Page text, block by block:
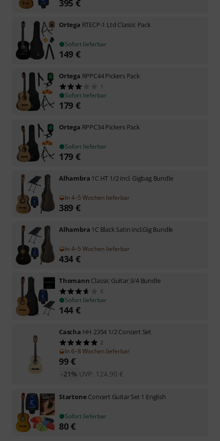
395 €
Ortega RTECP-1 Ltd Classic Pack
Sofort lieferbar
149 €
Ortega RPPC44 Pickers Pack
1
Sofort lieferbar
179 €
Ortega RPPC34 Pickers Pack
Sofort lieferbar
179 €
Alhambra 1C HT 1/2 incl. Gigbag Bundle
In 4–5 Wochen lieferbar
389 €
Alhambra 1C Black Satin incl.Gig Bundle
In 4–5 Wochen lieferbar
434 €
Thomann Classic Guitar 3/4 Bundle
5
Sofort lieferbar
144 €
Cascha HH 2354 1/2 Concert Set
2
In 6–8 Wochen lieferbar
99€
UVP: 124,90 €
-21%
Startone Concert Guitar Set 1 English
Sofort lieferbar
80€